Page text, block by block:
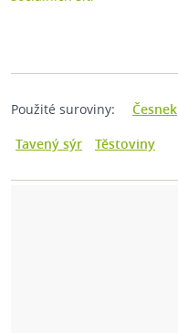
Použité suroviny: Česnek
Tavený sýr
Těstoviny